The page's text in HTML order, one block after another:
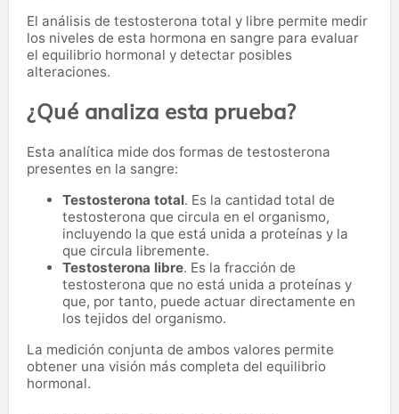
El análisis de testosterona total y libre permite medir
los niveles de esta hormona en sangre para evaluar
el equilibrio hormonal y detectar posibles
alteraciones.
¿Qué analiza esta prueba?
Esta analítica mide dos formas de testosterona
presentes en la sangre:
Testosterona total. Es la cantidad total de
testosterona que circula en el organismo,
incluyendo la que está unida a proteínas y la
que circula libremente.
Testosterona libre. Es la fracción de
testosterona que no está unida a proteínas y
que, por tanto, puede actuar directamente en
los tejidos del organismo.
La medición conjunta de ambos valores permite
obtener una visión más completa del equilibrio
hormonal.